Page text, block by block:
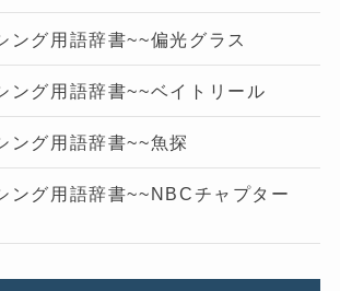
ング用語辞書~~偏光グラス
ング用語辞書~~ベイトリール
ング用語辞書~~魚探
ング用語辞書~~NBCチャプター